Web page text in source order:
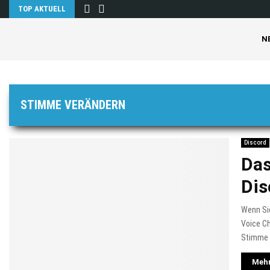
TOP AKTUELL
STIMME VERÄNDERN
Discord
Wenn
Voice
Stimme